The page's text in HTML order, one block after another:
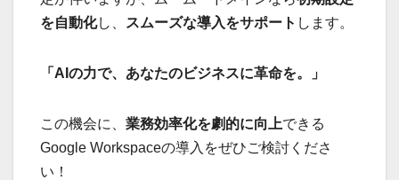
を自動化し、 スムーズな導入をサポート します。
「AIの力で、あなたのビジネスに革命を。」
この機会に、 業務効率化を劇的に向上できる
Google Workspaceの導入をぜひご検討くださ
い！